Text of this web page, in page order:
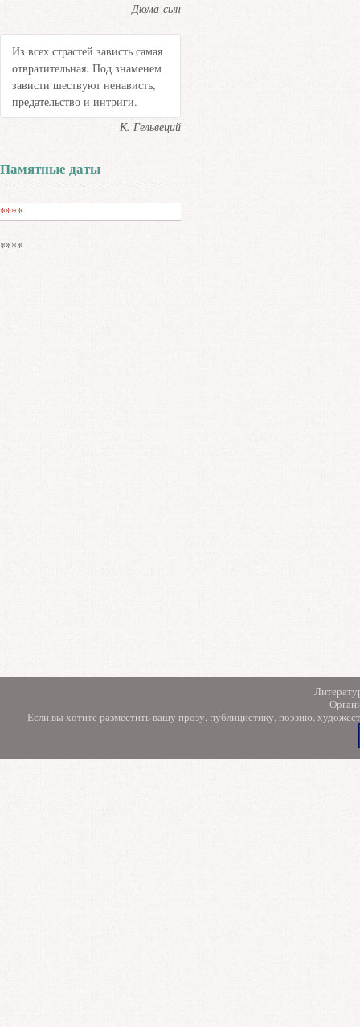
Дюма-сын
Из всех страстей зависть самая
отвратительная. Под знаменем
зависти шествуют ненависть,
предательство и интриги.
К. Гельвеций
Памятные даты
****
****
Если вы хотите разместить вашу прозу, публицистику, поэзию,